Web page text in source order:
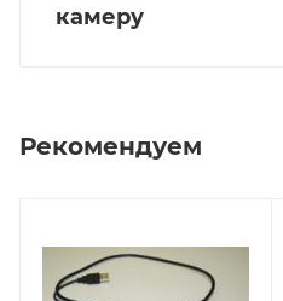
камеру
Рекомендуем